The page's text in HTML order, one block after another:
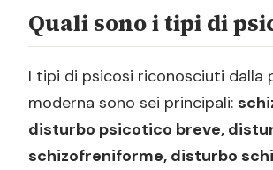
Quali sono i tipi di
I tipi di psicosi riconosciuti dalla
moderna sono sei principali:
disturbo psicotico breve,
schizofreniforme, disturbo